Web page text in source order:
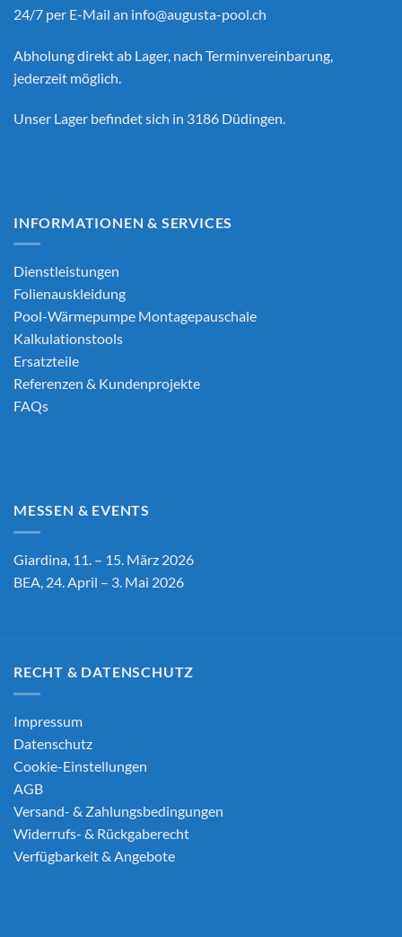
24/7 per E-Mail an info@augusta-pool.ch
Abholung direkt ab Lager, nach Terminvereinbarung,
jederzeit möglich.
Unser Lager befindet sich in 3186 Düdingen.
INFORMATIONEN & SERVICES
Dienstleistungen
Folienauskleidung
Pool-Wärmepumpe Montagepauschale
Kalkulationstools
Ersatzteile
Referenzen & Kundenprojekte
FAQs
MESSEN & EVENTS
Giardina, 11. – 15. März 2026
BEA, 24. April – 3. Mai 2026
RECHT & DATENSCHUTZ
Impressum
Datenschutz
Cookie-Einstellungen
AGB
Versand- & Zahlungsbedingungen
Widerrufs- & Rückgaberecht
Verfügbarkeit & Angebote